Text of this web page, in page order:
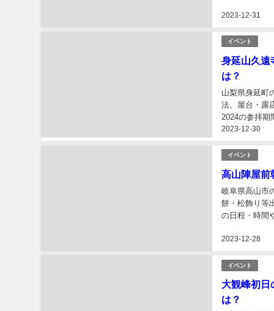
2023-12-31
イベント
身延山久遠
は？
2023-12-30
山梨県身延町
法、屋台・露
2024の参拝期
益や見どころ
イベント
高山陣屋
2023-12-28
岐阜県高山市
餅・松飾り等
の日程・時間
イベント
大観峰初日
は？